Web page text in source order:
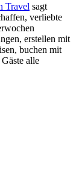
Travel sagt
verliebte
erstellen mit
buchen mit
alle